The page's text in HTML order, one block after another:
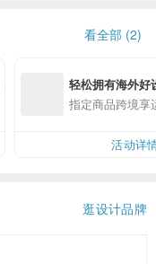
看全部 (2)
轻松拥有海外好
指定商品跨境享
活动详
逛设计品牌